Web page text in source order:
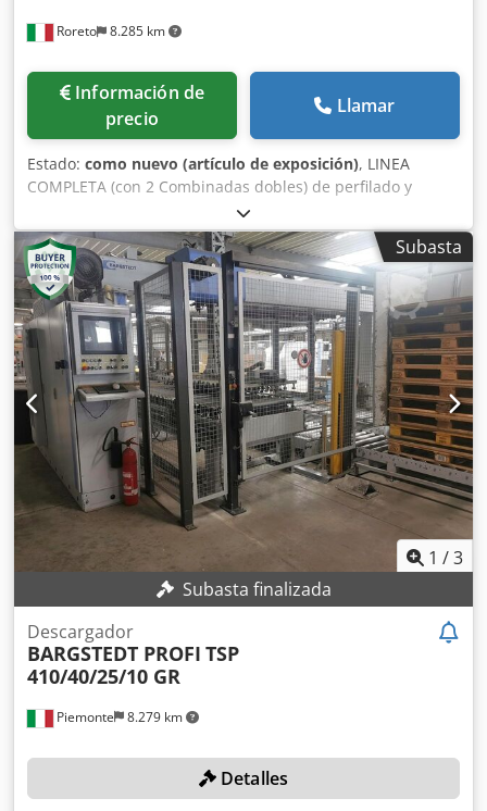
Roreto 8.285 km
Información de
precio
Llamar
Estado: como nuevo (artículo de exposición), LINEA
COMPLETA (con 2 Combinadas dobles) de perfilado y
canteado. Compuesta por las máquinas siguientes:
Csdjwxvdcopfx Ac Doha O06027A) Cargador a puente
(Doble estación) "BARGSTEDT" Mod. TBH 250/D/25/12
O06027B) 1° Combinada Perfiladora-canteadora doble
"HOMAG" Mod. KFL 525 /6 / A3 / 15 O06027C) Rodillo de
conexión en L "HOMAG" Mod. TWL 310 / 25 / 12 O06027D)
2° Combinada Perfiladora-canteadora doble "HOMAG"
Mod. KFL 526 / 9 / A3 / 25 O06027E) Rodillo de conexión
"HOMAG" Mod. TBL 100 / 25 / 25 O06027F) Transferencia
de conexión (sobre carril) "HOMAG" Mod. TWL 120 / 30 / 02
S O06027G) Transferencia de conexión (sobre carril)
"HOMAG" Mod. TWL 120 / 34 / 02 S O06027H) Descargador
a puente (Doble estación) "BARGSTEDT" Mod. TSP
410/D/25/12
Subasta
1 /3
Subasta finalizada
Piemonte 8.279 km
Descargador
BARGSTEDT PROFI TSP
410/40/25/10 GR
Detalles